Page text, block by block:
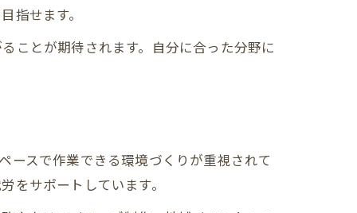
指せます。
ことが期待されます。自分に合った分野に
ースで作業できる環境づくりが重視されて
をサポートしています。